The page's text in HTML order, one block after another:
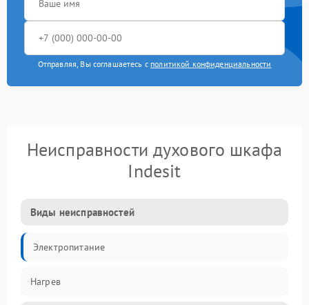
Отправляя, Вы соглашаетесь с политикой конфиденциальности
Неисправности духового шкафа
Indesit
Виды неисправностей
Электропитание
Нагрев